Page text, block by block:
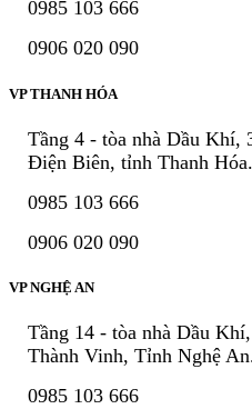
0985 103 666
0906 020 090
VP THANH HÓA
Tầng 4 - tòa nhà Dầu
Điện Biên, tỉnh Thanh Hóa.
0985 103 666
0906 020 090
VP NGHỆ AN
Tầng 14 - tòa nhà Dầu
Thành Vinh, Tỉnh Nghệ
0985 103 666